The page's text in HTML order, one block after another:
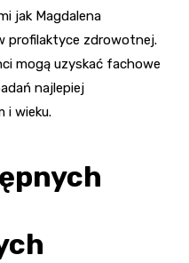
jak Magdalena
profilaktyce zdrowotnej.
mogą uzyskać fachowe
najlepiej
i wieku.